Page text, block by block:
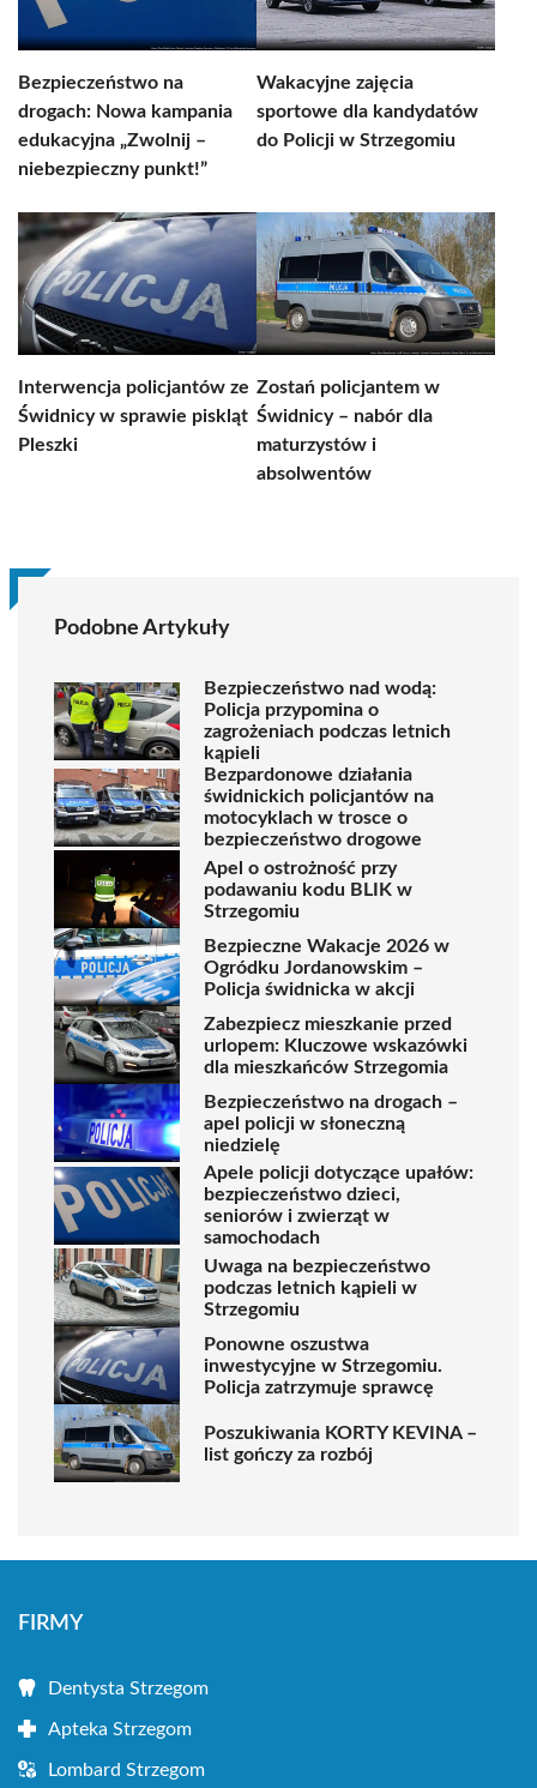
Bezpieczeństwo na
drogach: Nowa kampania
edukacyjna „Zwolnij –
niebezpieczny punkt!”
Wakacyjne zajęcia
sportowe dla kandydatów
do Policji w Strzegomiu
Interwencja policjantów ze
Świdnicy w sprawie piskląt
Pleszki
Zostań policjantem w
Świdnicy – nabór dla
maturzystów i
absolwentów
Podobne Artykuły
Bezpieczeństwo nad wodą:
Policja przypomina o
zagrożeniach podczas letnich
kąpieli
Bezpardonowe działania
świdnickich policjantów na
motocyklach w trosce o
bezpieczeństwo drogowe
Apel o ostrożność przy
podawaniu kodu BLIK w
Strzegomiu
Bezpieczne Wakacje 2026 w
Ogródku Jordanowskim –
Policja świdnicka w akcji
Zabezpiecz mieszkanie przed
urlopem: Kluczowe wskazówki
dla mieszkańców Strzegomia
Bezpieczeństwo na drogach –
apel policji w słoneczną
niedzielę
Apele policji dotyczące upałów:
bezpieczeństwo dzieci,
seniorów i zwierząt w
samochodach
Uwaga na bezpieczeństwo
podczas letnich kąpieli w
Strzegomiu
Ponowne oszustwa
inwestycyjne w Strzegomiu.
Policja zatrzymuje sprawcę
Poszukiwania KORTY KEVINA –
list gończy za rozbój
FIRMY
Dentysta Strzegom
Apteka Strzegom
Lombard Strzegom